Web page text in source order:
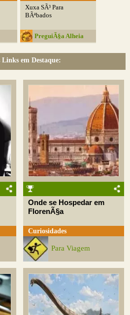
Xuxa SÃ³ Para
BÃªbados
PreguiÃ§a Alheia
em Destaque:
Onde se Hospedar em
FlorenÃ§a
Curiosidades
Para Viagem